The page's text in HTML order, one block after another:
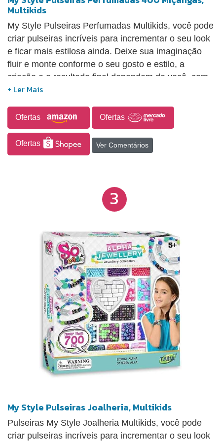
Multikids
My Style Pulseiras Perfumadas Multikids, você pode
criar pulseiras incríveis para incrementar o seu look
e ficar mais estilosa ainda. Deixe sua imaginação
fluir e monte conforme o seu gosto e estilo, a
criação e o resultado final dependem de você, com
muitos acessórios e itens você pode juntar com
apenas combinar as pulseiras. É muita diversão
enquanto você monta sua pulseira. Você na moda,
sempre estilosa e bonita!
Ofertas Ofertas
Ofertas Ver Comentários
3
My Style Pulseiras Joalheria, Multikids
Pulseiras My Style Joalheria Multikids, você pode
criar pulseiras incríveis para incrementar o seu look